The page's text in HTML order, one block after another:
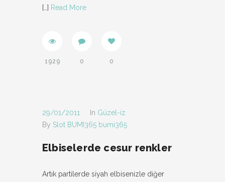
[…] Read More
1929 0 0
29/01/2011 In Güzel-iz
By Slot BUMI365 bumi365
Elbiselerde cesur renkler
Artık partilerde siyah elbisenizle diğer